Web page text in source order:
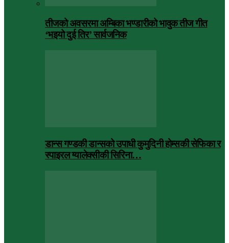
तीजको अवसरमा अम्बिका भण्डारीको भावुक तीज गीत
‘भइयो दुई तिर’ सार्वजनिक
डान्स गण्डकी डान्सको उपाधी कुमुदिनी होम्सकी सेफिका र
स्पाइरल ग्यालेक्सीकी सिरिना…